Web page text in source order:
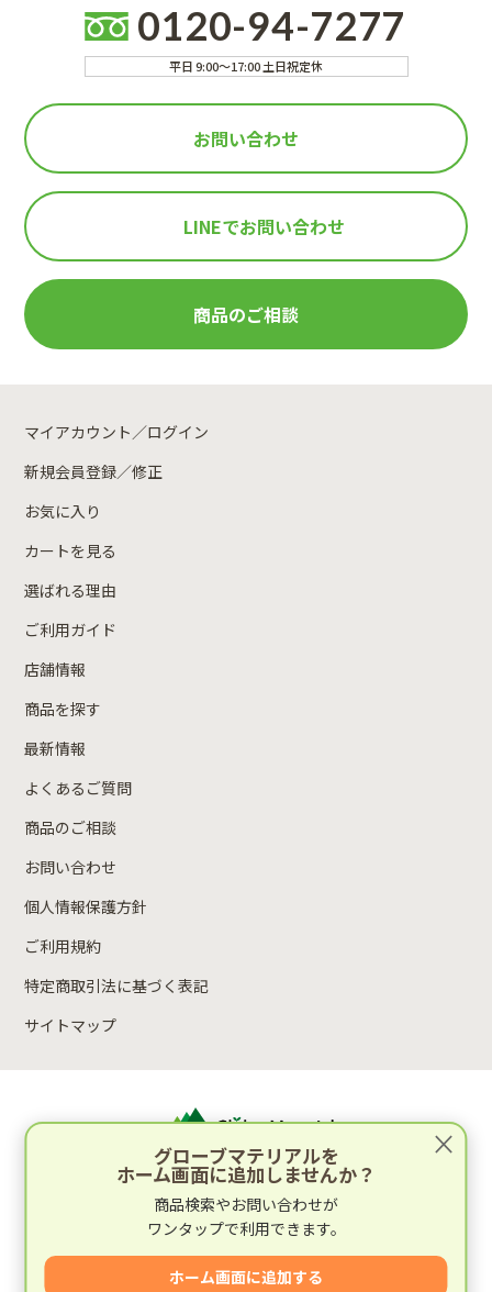
0120-94-7277
平日 9:00～17:00 土日祝定休
お問い合わせ
LINEでお問い合わせ
商品のご相談
マイアカウント／ログイン
新規会員登録／修正
お気に入り
カートを見る
選ばれる理由
ご利用ガイド
店舗情報
商品を探す
最新情報
よくあるご質問
商品のご相談
お問い合わせ
個人情報保護方針
ご利用規約
特定商取引法に基づく表記
サイトマップ
運営：林木材株式会社
〒652-0812 兵庫県神戸市兵庫区湊町2丁目4-1
運営会社情報
×
グローブマテリアルを
ホーム画面に追加しませんか？
商品検索やお問い合わせが
ワンタップで利用できます。
ホーム画面に追加する